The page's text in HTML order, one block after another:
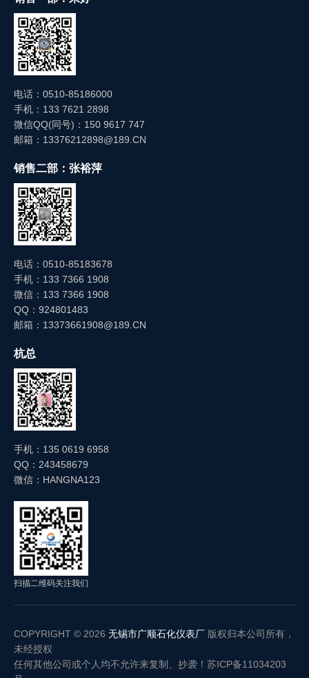
电话：0510-85186000
手机：133 7621 2898
微信QQ(同号)：150 9617 747
邮箱：13376212898@189.CN
销售二部：张裕萍
电话：0510-85183678
手机：133 7366 1908
微信：133 7366 1908
QQ：924801483
邮箱：13373661908@189.CN
杭总
手机：135 0619 6958
QQ：243458679
微信：HANGNA123
扫描二维码关注我们
COPYRIGHT © 2026 无锡市广顺石化仪表厂 版权归本公司所有，
未经授权
任何其他公司或个人均不允许来复制、抄袭！ 苏ICP备11034203